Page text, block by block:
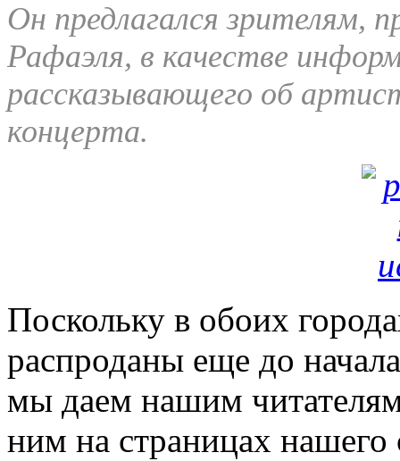
Он предлагался зрителям,
Рафаэля, в качестве
рассказывающего об
концерта.
Поскольку в обоих
распроданы еще до
мы даем нашим
ним на страницах нашего